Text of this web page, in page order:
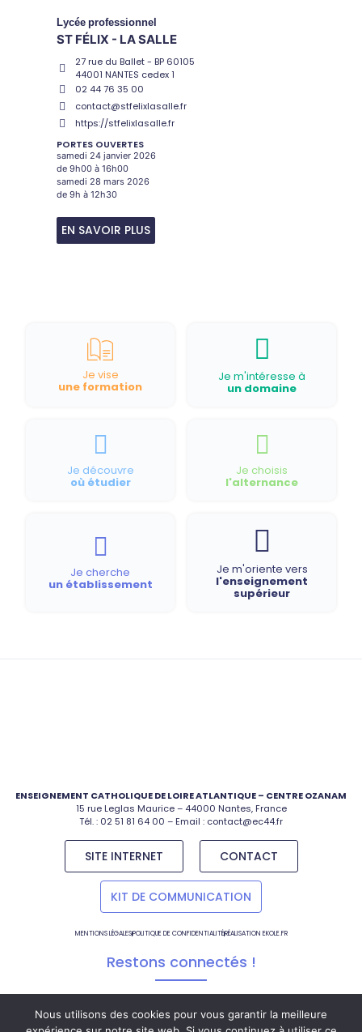
Lycée professionnel
ST FÉLIX - LA SALLE
27 rue du Ballet - BP 60105
44001 NANTES cedex 1
02 44 76 35 00
contact@stfelixlasalle.fr
https://stfelixlasalle.fr
PORTES OUVERTES
samedi 24 janvier 2026
de 9h00 à 16h00
samedi 28 mars 2026
de 9h à 12h30
EN SAVOIR PLUS
Je vise
une formation
Je m'intéresse à
un domaine
Je découvre
où étudier
Je choisis
l'alternance
Je cherche
un établissement
Je m'oriente vers
l'enseignement
supérieur
ENSEIGNEMENT CATHOLIQUE DE LOIRE ATLANTIQUE – CENTRE OZANAM
15 rue Leglas Maurice – 44000 Nantes, France
Tél. : 02 51 81 64 00 – Email : contact@ec44.fr
SITE INTERNET CONTACT
KIT DE COMMUNICATION
MENTIONS LÉGALESPOLITIQUE DE CONFIDENTIALITÉRÉALISATION EKOLE.FR
Restons connectés !
Nous utilisons des cookies pour vous garantir la meilleure